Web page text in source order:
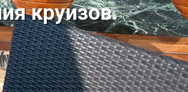
круизов.